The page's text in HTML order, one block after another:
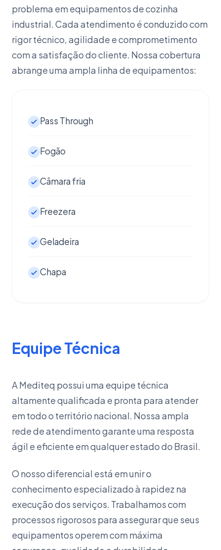
problema em equipamentos de cozinha
industrial. Cada atendimento é conduzido com
rigor técnico, agilidade e comprometimento
com a satisfação do cliente. Nossa cobertura
abrange uma ampla linha de equipamentos:
Pass Through
Fogão
Câmara fria
Freezera
Geladeira
Chapa
Equipe Técnica
A Mediteq possui uma equipe técnica
altamente qualificada e pronta para atender
em todo o território nacional. Nossa ampla
rede de atendimento garante uma resposta
ágil e eficiente em qualquer estado do Brasil.
O nosso diferencial está em unir o
conhecimento especializado à rapidez na
execução dos serviços. Trabalhamos com
processos rigorosos para assegurar que seus
equipamentos operem com máxima